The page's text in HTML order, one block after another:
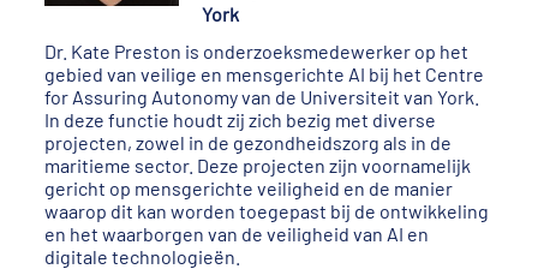
York
Dr. Kate Preston is onderzoeksmedewerker op het
gebied van veilige en mensgerichte AI bij het Centre
for Assuring Autonomy van de Universiteit van York.
In deze functie houdt zij zich bezig met diverse
projecten, zowel in de gezondheidszorg als in de
maritieme sector. Deze projecten zijn voornamelijk
gericht op mensgerichte veiligheid en de manier
waarop dit kan worden toegepast bij de ontwikkeling
en het waarborgen van de veiligheid van AI en
digitale technologieën.